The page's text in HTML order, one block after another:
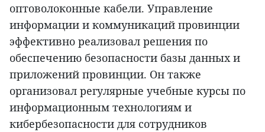
оптоволоконные кабели. Управление
информации и коммуникаций провинции
эффективно реализовал решения по
обеспечению безопасности базы данных и
приложений провинции. Он также
организовал регулярные учебные курсы по
информационным технологиям и
кибербезопасности для сотрудников